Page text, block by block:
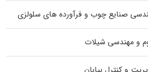
صنایع چوب و فرآورده‌ های سلولزی
و مهندسی شیلات